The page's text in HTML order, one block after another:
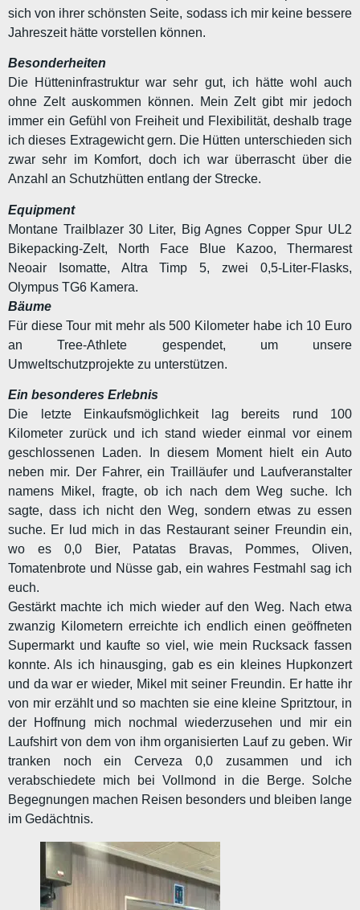
sich von ihrer schönsten Seite, sodass ich mir keine bessere
Jahreszeit hätte vorstellen können.
Besonderheiten
Die Hütteninfrastruktur war sehr gut, ich hätte wohl auch
ohne Zelt auskommen können. Mein Zelt gibt mir jedoch
immer ein Gefühl von Freiheit und Flexibilität, deshalb trage
ich dieses Extragewicht gern. Die Hütten unterschieden sich
zwar sehr im Komfort, doch ich war überrascht über die
Anzahl an Schutzhütten entlang der Strecke.
Equipment
Montane Trailblazer 30 Liter, Big Agnes Copper Spur UL2
Bikepacking-Zelt, North Face Blue Kazoo, Thermarest
Neoair Isomatte, Altra Timp 5, zwei 0,5-Liter-Flasks,
Olympus TG6 Kamera.
Bäume
Für diese Tour mit mehr als 500 Kilometer habe ich 10 Euro
an Tree-Athlete gespendet, um unsere
Umweltschutzprojekte zu unterstützen.
Ein besonderes Erlebnis
Die letzte Einkaufsmöglichkeit lag bereits rund 100
Kilometer zurück und ich stand wieder einmal vor einem
geschlossenen Laden. In diesem Moment hielt ein Auto
neben mir. Der Fahrer, ein Trailläufer und Laufveranstalter
namens Mikel, fragte, ob ich nach dem Weg suche. Ich
sagte, dass ich nicht den Weg, sondern etwas zu essen
suche. Er lud mich in das Restaurant seiner Freundin ein,
wo es 0,0 Bier, Patatas Bravas, Pommes, Oliven,
Tomatenbrote und Nüsse gab, ein wahres Festmahl sag ich
euch.
Gestärkt machte ich mich wieder auf den Weg. Nach etwa
zwanzig Kilometern erreichte ich endlich einen geöffneten
Supermarkt und kaufte so viel, wie mein Rucksack fassen
konnte. Als ich hinausging, gab es ein kleines Hupkonzert
und da war er wieder, Mikel mit seiner Freundin. Er hatte ihr
von mir erzählt und so machten sie eine kleine Spritztour, in
der Hoffnung mich nochmal wiederzusehen und mir ein
Laufshirt von dem von ihm organisierten Lauf zu geben. Wir
tranken noch ein Cerveza 0,0 zusammen und ich
verabschiedete mich bei Vollmond in die Berge. Solche
Begegnungen machen Reisen besonders und bleiben lange
im Gedächtnis.